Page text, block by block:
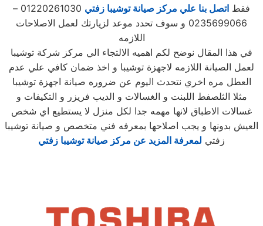
فقط اتصل بنا علي مركز صيانة توشيبا زفتي
01220261030 –
0235699066 و سوف تحدد موعد لزيارتك لعمل الاصلاحات
اللازمه
في هذا المقال نوضح لكم اهميه الالتجاء الي مركز شركة توشيبا
لعمل الصيانة اللازمه لاجهزة توشيبا و اخذ ضمان كافي علي عدم
العطل مره اخري نتحدث اليوم عن ضروره صيانة اجهزة توشيبا
مثلا الثلصفط اللبنت و الغسالات و الديب فريزر و التكيفات و
غسالات الاطباق لانها مهمه جدا لكل منزل لا يستطيع اي شخص
العيش بدونها و يجب اصلاحها بمعرفه فني متخصص و صيانة توشيبا
زفتي لمعرفة المزيد عن مركز صيانة توشيبا زفتي